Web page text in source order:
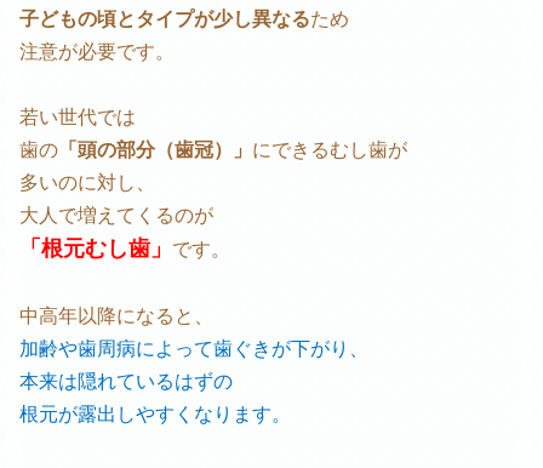
子どもの頃とタイプが少し異なるため
注意が必要です。
若い世代では
歯の 「頭の部分（歯冠）」 にできるむし歯が
多いのに対し、
大人で増えてくるのが
「根元むし歯」 です。
中高年以降になると、
加齢や歯周病によって歯ぐきが下がり、
本来は隠れているはずの
根元が露出しやすくなります。